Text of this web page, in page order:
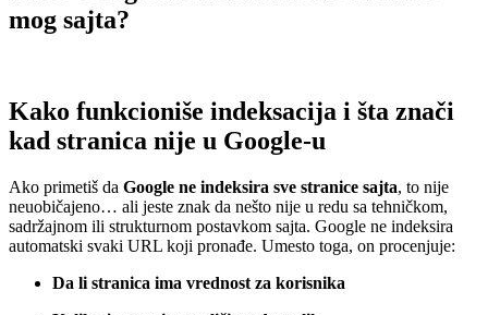
mog sajta?
Kako funkcioniše indeksacija i šta znači
kad stranica nije u Google-u
Ako primetiš da Google ne indeksira sve stranice sajta, to nije
neuobičajeno… ali jeste znak da nešto nije u redu sa tehničkom,
sadržajnom ili strukturnom postavkom sajta. Google ne indeksira
automatski svaki URL koji pronađe. Umesto toga, on procenjuje:
Da li stranica ima vrednost za korisnika